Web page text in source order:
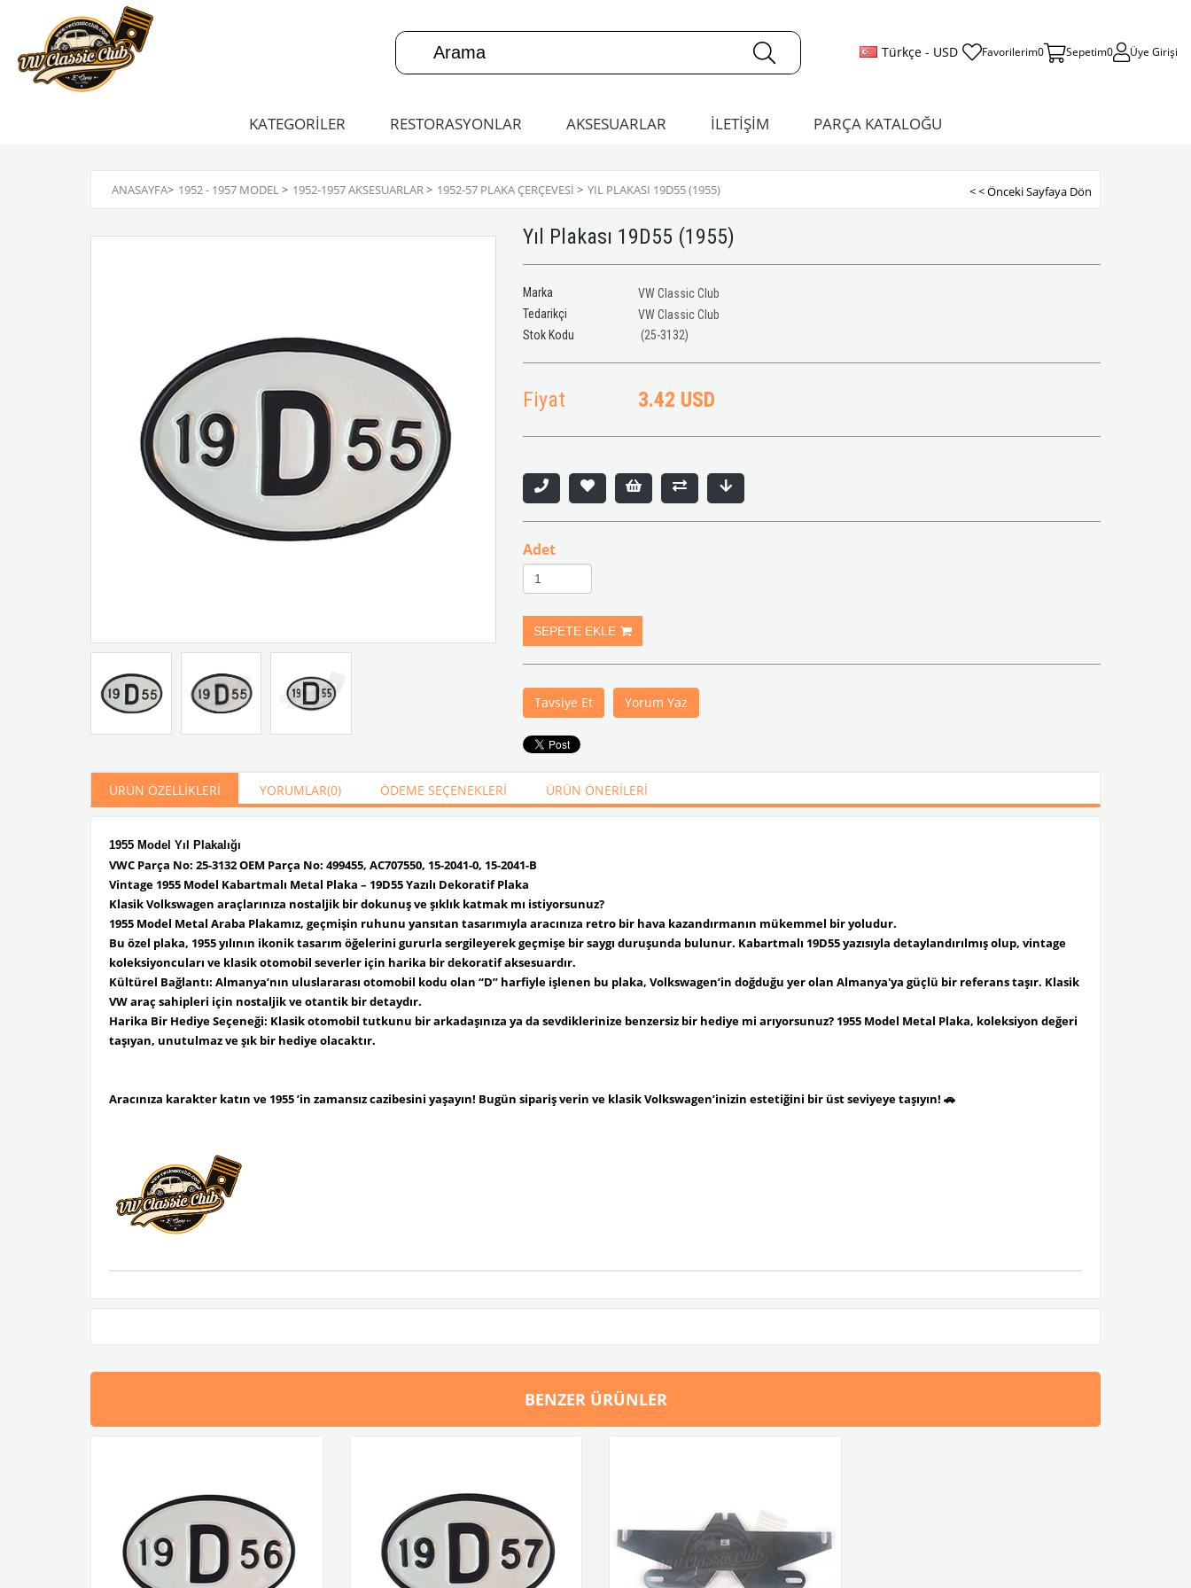
Türkçe - USD Favorilerim0 Sepetim0 Üye Girişi
KATEGORİLER RESTORASYONLAR AKSESUARLAR İLETİŞİM PARÇA KATALOĞU
ANASAYFA> 1952 - 1957 MODEL> 1952-1957 AKSESUARLAR> 1952-57 PLAKA ÇERÇEVESI > YIL PLAKASI 19D55 (1955) < < Önceki Sayfaya Dön
Yıl Plakası 19D55 (1955)
Marka
VW Classic Club
Tedarikçi
VW Classic Club
(25-3132)
Fiyat 3.42 USD
Adet
Tavsiye Et Yorum Yaz
ÜRÜN ÖZELLIKLERI YORUMLAR(0) ÖDEME SEÇENEKLERI ÜRÜN ÖNERILERI
1955 Model Yıl Plakalığı
VWC Parça No: 25-3132 OEM Parça No: 499455, AC707550, 15-2041-0, 15-2041-B
Vintage 1955 Model Kabartmalı Metal Plaka – 19D55 Yazılı Dekoratif Plaka
Klasik Volkswagen araçlarınıza nostaljik bir dokunuş ve şıklık katmak mı istiyorsunuz?
1955 Model Metal Araba Plakamız, geçmişin ruhunu yansıtan tasarımıyla aracınıza retro bir hava kazandırmanın mükemmel bir yoludur.
Bu özel plaka, 1955 yılının ikonik tasarım öğelerini gururla sergileyerek geçmişe bir saygı duruşunda bulunur. Kabartmalı 19D55 yazısıyla detaylandırılmış olup, vintage
koleksiyoncuları ve klasik otomobil severler için harika bir dekoratif aksesuardır.
Kültürel Bağlantı: Almanya’nın uluslararası otomobil kodu olan “D” harfiyle işlenen bu plaka, Volkswagen’in doğduğu yer olan Almanya'ya güçlü bir referans taşır. Klasik
VW araç sahipleri için nostaljik ve otantik bir detaydır.
Harika Bir Hediye Seçeneği: Klasik otomobil tutkunu bir arkadaşınıza ya da sevdiklerinize benzersiz bir hediye mi arıyorsunuz? 1955 Model Metal Plaka, koleksiyon değeri
taşıyan, unutulmaz ve şık bir hediye olacaktır.
Aracınıza karakter katın ve 1955 ’in zamansız cazibesini yaşayın! Bugün sipariş verin ve klasik Volkswagen’inizin estetiğini bir üst seviyeye taşıyın! 🚗
BENZER ÜRÜNLER